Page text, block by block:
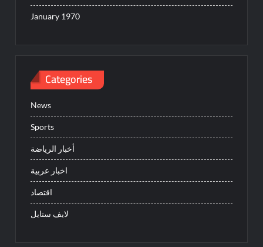
January 1970
Categories
News
Sports
أخبار الرياضة
اخبار عربية
اقتصاد
لايف ستايل